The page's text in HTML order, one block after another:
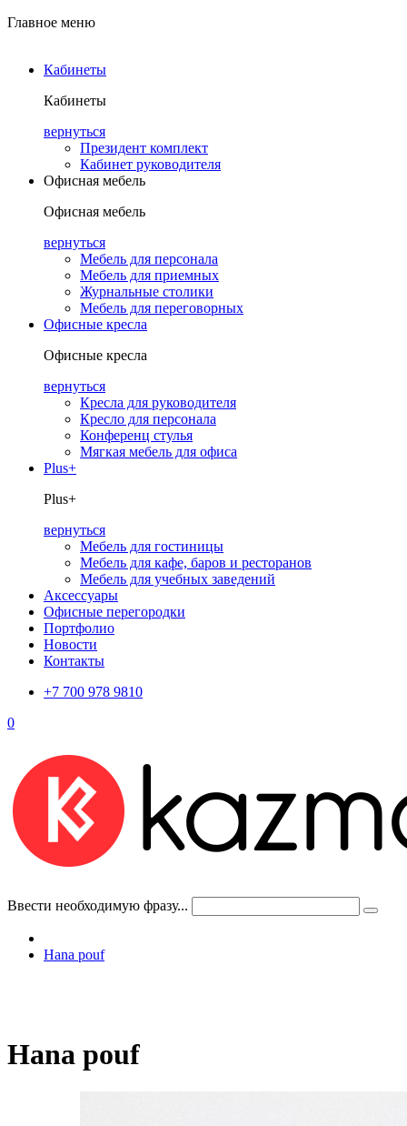
Главное меню
Кабинеты
Кабинеты
вернуться
Президент комплект
Кабинет руководителя
Офисная мебель
Офисная мебель
вернуться
Мебель для персонала
Мебель для приемных
Журнальные столики
Мебель для переговорных
Офисные кресла
Офисные кресла
вернуться
Кресла для руководителя
Кресло для персонала
Конференц стулья
Мягкая мебель для офиса
Plus+
Plus+
вернуться
Мебель для гостиницы
Мебель для кафе, баров и ресторанов
Мебель для учебных заведений
Аксессуары
Офисные перегородки
Портфолио
Новости
Контакты
+7 700 978 9810
0
Ввести необходимую фразу...
Hana pouf
Hana pouf